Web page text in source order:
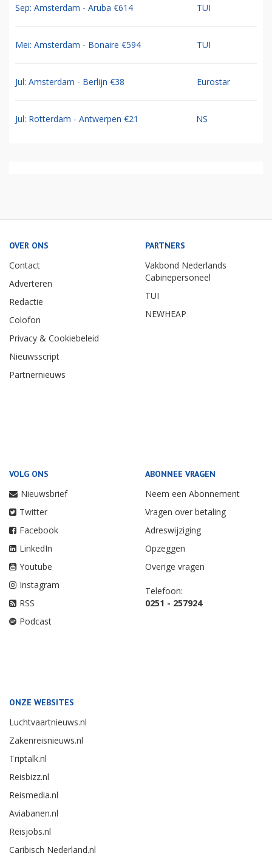
Sep: Amsterdam - Aruba €614 TUI
Mei: Amsterdam - Bonaire €594 TUI
Jul: Amsterdam - Berlijn €38 Eurostar
Jul: Rotterdam - Antwerpen €21 NS
OVER ONS
Contact
Adverteren
Redactie
Colofon
Privacy & Cookiebeleid
Nieuwsscript
Partnernieuws
PARTNERS
Vakbond Nederlands
Cabinepersoneel
TUI
NEWHEAP
VOLG ONS
Nieuwsbrief
Twitter
Facebook
LinkedIn
Youtube
Instagram
RSS
Podcast
ABONNEE VRAGEN
Neem een Abonnement
Vragen over betaling
Adreswijziging
Opzeggen
Overige vragen
Telefoon:
0251 - 257924
ONZE WEBSITES
Luchtvaartnieuws.nl
Zakenreisnieuws.nl
Triptalk.nl
Reisbizz.nl
Reismedia.nl
Aviabanen.nl
Reisjobs.nl
Caribisch Nederland.nl